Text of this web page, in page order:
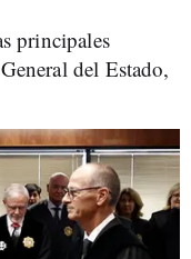
principales
del Estado,